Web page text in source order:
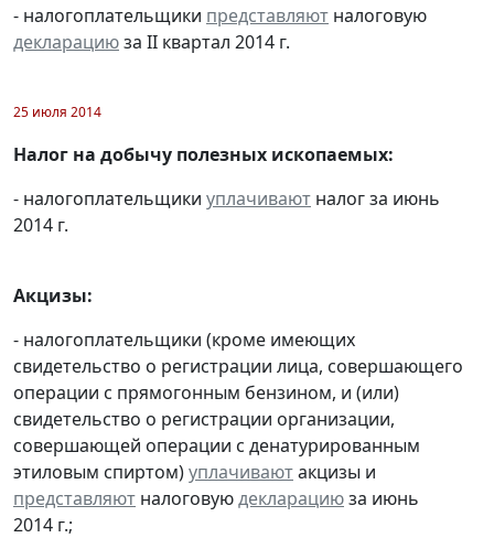
- налогоплательщики представляют налоговую
декларациюза II квартал 2014 г.
25 июля 2014
Налог на добычу полезных ископаемых:
- налогоплательщики уплачивают налог за июнь
2014 г.
Акцизы:
- налогоплательщики (кроме имеющих
свидетельство о регистрации лица, совершающего
операции с прямогонным бензином, и (или)
свидетельство о регистрации организации,
совершающей операции с денатурированным
этиловым спиртом)уплачиваютакцизы и
представляют налоговуюдекларациюза июнь
2014 г.;